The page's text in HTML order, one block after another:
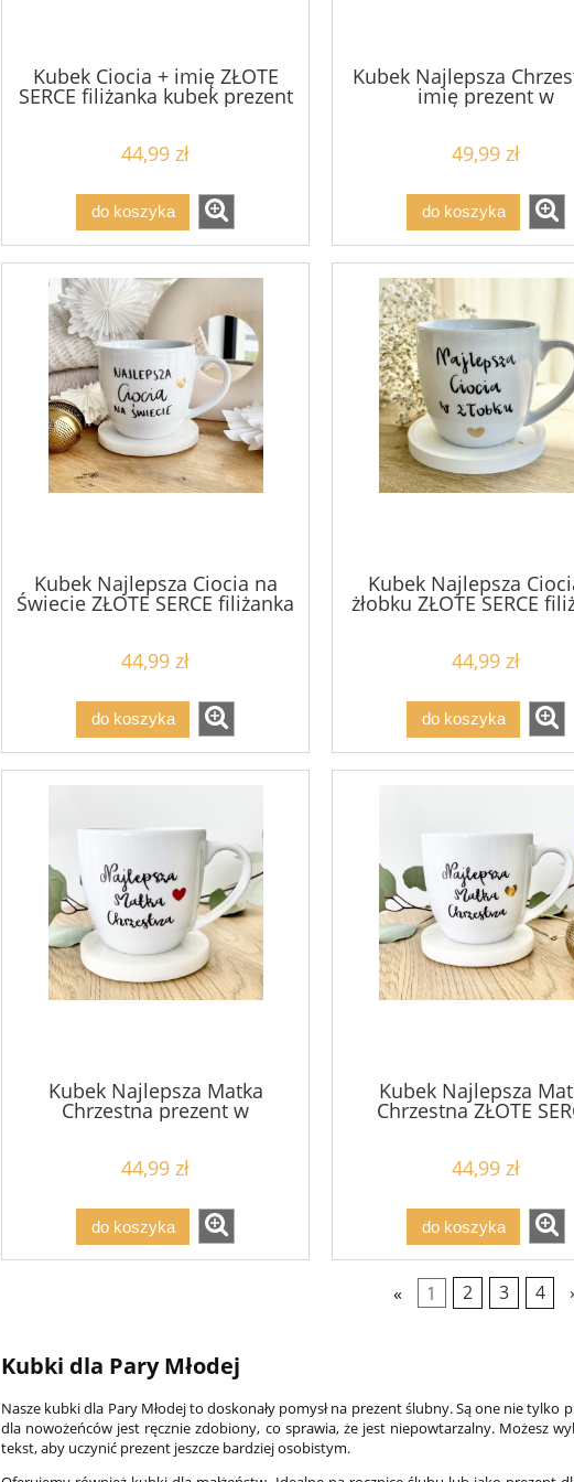
Kubek Ciocia + imię ZŁOTE
SERCE filiżanka kubek prezent
44,99 zł
do koszyka
Kubek Najlepsza
imię prezent w
podziękowaniu
49,99 zł
do koszyka
Kubek Najlepsza Ciocia na
Świecie ZŁOTE SERCE filiżanka
44,99 zł
do koszyka
Kubek Najlepsza
żłobku ZŁOTE SERCE
44,99 zł
do koszyka
Kubek Najlepsza Matka
Chrzestna prezent w
podziękowaniu rodzicom
44,99 zł
do koszyka
Kubek Najlepsza
Chrzestna ZŁOTE
44,99 zł
do koszyka
« 1 2 3 4
Kubki dla Pary Młodej
Nasze kubki dla Pary Młodej to doskonały pomysł na prezent ślubny. Są one nie
dla nowożeńców jest ręcznie zdobiony, co sprawia, że jest niepowtarzalny. Możesz
tekst, aby uczynić prezent jeszcze bardziej osobistym.